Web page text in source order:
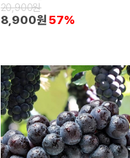
20,900원
8,900원 57%